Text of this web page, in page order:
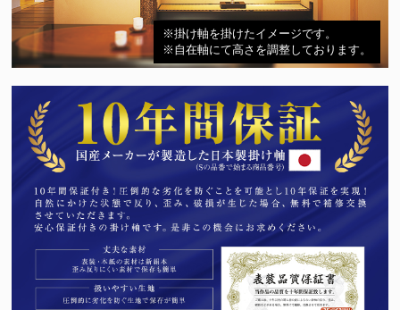
※掛け軸を掛けたイメージです。
※自在軸にて高さを調整しております。